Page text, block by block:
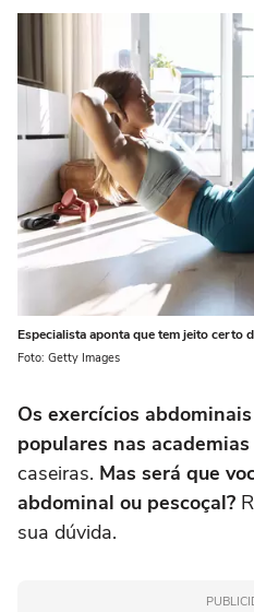
Especialista aponta que tem jeito certo
Foto: Getty Images
Os exercícios
populares nas academias
caseiras. Mas será que
abdominal ou pescoçal?
sua dúvida.